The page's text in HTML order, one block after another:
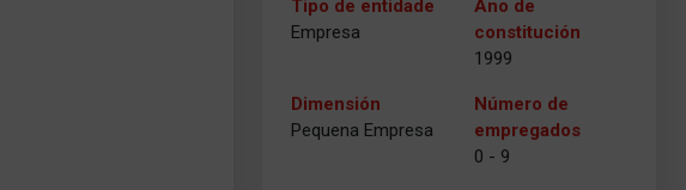
Tipo de entidade
Empresa
Ano de
constitución
1999
Dimensión
Pequena Empresa
Número de
empregados
0 - 9